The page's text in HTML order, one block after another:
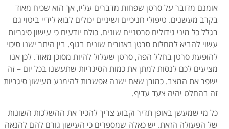
אומנם מדובר על סרטן שפחות מדברים עליו, אך הוא שכיח מאוד
בקרב מעשנים. טיפולי חניכיים ושיניים יכולים לבוא לידיי ביטוי גם
בגלל כל מיני גידולים סרטניים שונים. כולם יודעים כי עישון סיגריות
עשוי להביא למחלות סרטן באזורים שונים בגוף. בין היתר ישנו סיכוי
להופעת סרטן בחלל הפה, סרטן שעלול להיות מסוכן מאוד. לכן אנו
מציעים לכם לנסות למתן את כמות הסיגריות שתעשנו בכל יום – זה
ישפר את המצב. כמובן שאם ישנה אפשרות להימנע מעישון סיגריות
זה בהחלט יהיה צעד עדיף.
כל מי שמעשן באופן תדיר וקבוע צריך להכיר את ההשלכות השונות
של הפעולה הזאת. יש כאלה שמספרים כי העישון גורם להם להנאה